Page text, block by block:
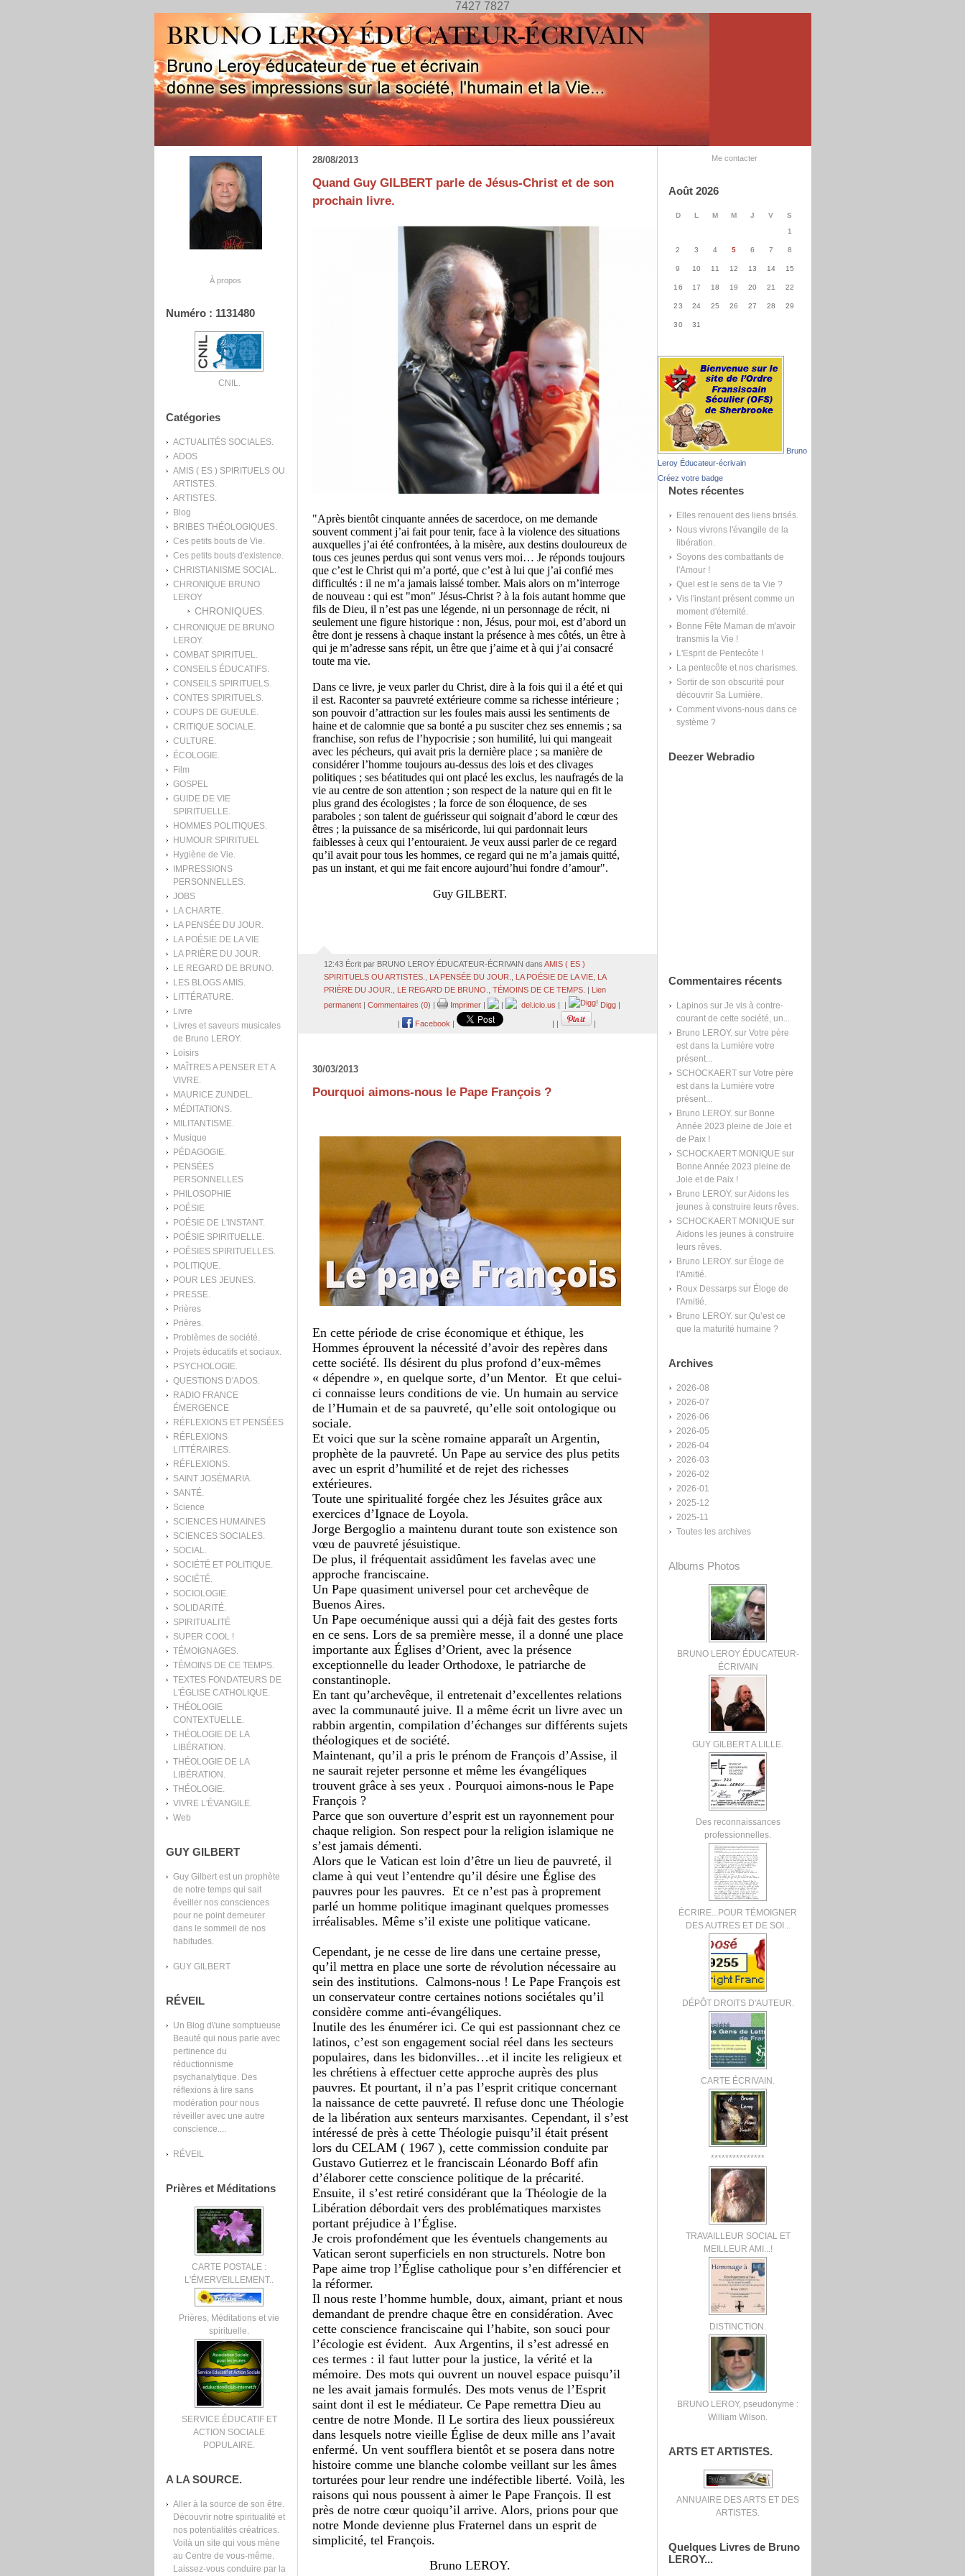
7427 7827
À propos
Numéro : 1131480
CNIL.
Catégories
ACTUALITÉS SOCIALES.
ADOS
AMIS ( ES ) SPIRITUELS OU
ARTISTES.
ARTISTES.
Blog
BRIBES THÉOLOGIQUES.
Ces petits bouts de Vie.
Ces petits bouts d'existence.
CHRISTIANISME SOCIAL.
CHRONIQUE BRUNO
LEROY
CHRONIQUES.
CHRONIQUE DE BRUNO
LEROY.
COMBAT SPIRITUEL.
CONSEILS ÉDUCATIFS.
CONSEILS SPIRITUELS.
CONTES SPIRITUELS.
COUPS DE GUEULE.
CRITIQUE SOCIALE.
CULTURE.
ÉCOLOGIE.
Film
GOSPEL
GUIDE DE VIE
SPIRITUELLE.
HOMMES POLITIQUES.
HUMOUR SPIRITUEL
Hygiène de Vie.
IMPRESSIONS
PERSONNELLES.
JOBS
LA CHARTE.
LA PENSÉE DU JOUR.
LA POÉSIE DE LA VIE
LA PRIÈRE DU JOUR.
LE REGARD DE BRUNO.
LES BLOGS AMIS.
LITTÉRATURE.
Livre
Livres et saveurs musicales
de Bruno LEROY.
Loisirs
MAÎTRES A PENSER ET A
VIVRE.
MAURICE ZUNDEL.
MÉDITATIONS.
MILITANTISME.
Musique
PÉDAGOGIE.
PENSÉES
PERSONNELLES
PHILOSOPHIE
POÉSIE
POÉSIE DE L'INSTANT.
POÉSIE SPIRITUELLE.
POÉSIES SPIRITUELLES.
POLITIQUE.
POUR LES JEUNES.
PRESSE.
Prières
Prières.
Problèmes de société.
Projets éducatifs et sociaux.
PSYCHOLOGIE.
QUESTIONS D'ADOS.
RADIO FRANCE
ÉMERGENCE
RÉFLEXIONS ET PENSÉES
RÉFLEXIONS
LITTÉRAIRES.
RÉFLEXIONS.
SAINT JOSÉMARIA.
SANTÉ.
Science
SCIENCES HUMAINES
SCIENCES SOCIALES.
SOCIAL.
SOCIÉTÉ ET POLITIQUE.
SOCIÉTÉ.
SOCIOLOGIE.
SOLIDARITÉ.
SPIRITUALITÉ
SUPER COOL !
TÉMOIGNAGES.
TÉMOINS DE CE TEMPS.
TEXTES FONDATEURS DE
L'ÉGLISE CATHOLIQUE.
THÉOLOGIE
CONTEXTUELLE.
THÉOLOGIE DE LA
LIBÉRATION.
THÉOLOGIE DE LA
LIBÉRATION.
THÉOLOGIE.
VIVRE L'ÉVANGILE.
Web
GUY GILBERT
Guy Gilbert est un prophète
de notre temps qui sait
éveiller nos consciences
pour ne point demeurer
dans le sommeil de nos
habitudes.
GUY GILBERT
RÉVEIL
Un Blog d\'une somptueuse
Beauté qui nous parle avec
pertinence du
réductionnisme
psychanalytique. Des
réflexions à lire sans
modération pour nous
réveiller avec une autre
conscience....
RÉVEIL
Prières et Méditations
CARTE POSTALE :
L'ÉMERVEILLEMENT..
Prières, Méditations et vie
spirituelle.
SERVICE ÉDUCATIF ET
ACTION SOCIALE
POPULAIRE.
A LA SOURCE.
Aller à la source de son être.
Découvrir notre spiritualité et
nos potentialités créatrices.
Voilà un site qui vous mène
au Centre de vous-même.
Laissez-vous conduire par la
Me contacter
Août 2026
D L M M J V
S
1
2 3 4 5 6 7 8
9 10 11 12 13 14 15
16 17 18 19 20 21 22
23 24 25 26 27 28 29
30 31
Bruno
Leroy Éducateur-écrivain
Créez votre badge
Notes récentes
Elles renouent des liens brisés.
Nous vivrons l'évangile de la
libération.
Soyons des combattants de
l'Amour !
Quel est le sens de ta Vie ?
Vis l'instant présent comme un
moment d'éternité.
Bonne Fête Maman de m'avoir
transmis la Vie !
L'Esprit de Pentecôte !
La pentecôte et nos charismes.
Sortir de son obscurité pour
découvrir Sa Lumière.
Comment vivons-nous dans ce
système ?
Deezer Webradio
Commentaires récents
Lapinossur Je vis à contre-
courant de cette société, un...
Bruno LEROY.sur Votre père
est dans la Lumière votre
présent...
SCHOCKAERTsur Votre père
est dans la Lumière votre
présent...
Bruno LEROY.sur Bonne
Année 2023 pleine de Joie et
de Paix !
SCHOCKAERT MONIQUEsur
Bonne Année 2023 pleine de
Joie et de Paix !
Bruno LEROY.surAidons les
jeunes à construire leurs rêves.
SCHOCKAERT MONIQUEsur
Aidons les jeunes à construire
leurs rêves.
Bruno LEROY.sur Éloge de
l'Amitié.
Roux Dessarpssur Éloge de
l'Amitié.
Bruno LEROY.sur Qu’est ce
que la maturité humaine ?
Archives
2026-08
2026-07
2026-06
2026-05
2026-04
2026-03
2026-02
2026-01
2025-12
2025-11
Toutes les archives
Albums Photos
BRUNO LEROY ÉDUCATEUR-
ÉCRIVAIN
GUY GILBERT A LILLE.
Des reconnaissances
professionnelles.
ÉCRIRE...POUR TÉMOIGNER
DES AUTRES ET DE SOI...
DÉPÔT DROITS D'AUTEUR.
CARTE ÉCRIVAIN.
***************
TRAVAILLEUR SOCIAL ET
MEILLEUR AMI...!
DISTINCTION.
BRUNO LEROY, pseudonyme :
William Wilson.
ARTS ET ARTISTES.
ANNUAIRE DES ARTS ET DES
ARTISTES.
Quelques Livres de Bruno
LEROY...
28/08/2013
Quand Guy GILBERT parle de Jésus-Christ et de son
prochain livre.
"Après bientôt cinquante années de sacerdoce, on me demande
souvent comment j’ai fait pour tenir, face à la violence des situations
auxquelles j’ai été confrontées, à la misère, aux destins douloureux de
tous ces jeunes perdus qui sont venus vers moi… Je réponds toujours
que c’est le Christ qui m’a porté, que c’est à lui que j’ai confié mes
difficultés : il ne m’a jamais laissé tomber. Mais alors on m’interroge
de nouveau : qui est "mon" Jésus-Christ ? à la fois autant homme que
fils de Dieu, il n’est pas une légende, ni un personnage de récit, ni
seulement une figure historique : non, Jésus, pour moi, est d’abord un
être dont je ressens à chaque instant la présence à mes côtés, un être à
qui je m’adresse sans répit, un être que j’aime et à qui j’ai consacré
toute ma vie.
Dans ce livre, je veux parler du Christ, dire à la fois qui il a été et qui
il est. Raconter sa pauvreté extérieure comme sa richesse intérieure ;
son pouvoir d’attraction sur les foules mais aussi les sentiments de
haine et de calomnie que sa bonté a pu susciter chez ses ennemis ; sa
franchise, son refus de l’hypocrisie ; son humilité, lui qui mangeait
avec les pécheurs, qui avait pris la dernière place ; sa manière de
considérer l’homme toujours au-dessus des lois et des clivages
politiques ; ses béatitudes qui ont placé les exclus, les naufragés de la
vie au centre de son attention ; son respect de la nature qui en fit le
plus grand des écologistes ; la force de son éloquence, de ses
paraboles ; son talent de guérisseur qui soignait d’abord le cœur des
êtres ; la puissance de sa miséricorde, lui qui pardonnait leurs
faiblesses à ceux qui l’entouraient. Je veux aussi parler de ce regard
qu’il avait pour tous les hommes, ce regard qui ne m’a jamais quitté,
pas un instant, et qui me fait encore aujourd’hui fondre d’amour".
Guy GILBERT.
12:43 Écrit par BRUNO LEROY ÉDUCATEUR-ÉCRIVAIN dans AMIS ( ES )
SPIRITUELS OU ARTISTES.
LA PENSÉE DU JOUR. LA POÉSIE DE LA VIE,
LA
PRIÈRE DU JOUR.
LE REGARD DE BRUNO. TÉMOINS DE CE TEMPS.
Lien
permanent| Commentaires (0) Imprimer| | del.icio.us Digg|
Facebook |
30/03/2013
Pourquoi aimons-nous le Pape François ?
En cette période de crise économique et éthique, les
Hommes éprouvent la nécessité d’avoir des repères dans
cette société. Ils désirent du plus profond d’eux-mêmes
« dépendre », en quelque sorte, d’un Mentor. Et que celui-
ci connaisse leurs conditions de vie. Un humain au service
de l’Humain et de sa pauvreté, qu’elle soit ontologique ou
sociale.
Et voici que sur la scène romaine apparaît un Argentin,
prophète de la pauvreté. Un Pape au service des plus petits
avec un esprit d’humilité et de rejet des richesses
extérieures.
Toute une spiritualité forgée chez les Jésuites grâce aux
exercices d’Ignace de Loyola.
Jorge Bergoglio a maintenu durant toute son existence son
vœu de pauvreté jésuistique.
De plus, il fréquentait assidûment les favelas avec une
approche franciscaine.
Un Pape quasiment universel pour cet archevêque de
Buenos Aires.
Un Pape oecuménique aussi qui a déjà fait des gestes forts
en ce sens. Lors de sa première messe, il a donné une place
importante aux Églises d’Orient, avec la présence
exceptionnelle du leader Orthodoxe, le patriarche de
constantinople.
En tant qu’archevêque, il entretenait d’excellentes relations
avec la communauté juive. Il a même écrit un livre avec un
rabbin argentin, compilation d’échanges sur différents sujets
théologiques et de société.
Maintenant, qu’il a pris le prénom de François d’Assise, il
ne saurait rejeter personne et même les évangéliques
trouvent grâce à ses yeux . Pourquoi aimons-nous le Pape
François ?
Parce que son ouverture d’esprit est un rayonnement pour
chaque religion. Son respect pour la religion islamique ne
s’est jamais démenti.
Alors que le Vatican est loin d’être un lieu de pauvreté, il
clame à qui veut l’entendre qu’il désire une Église des
pauvres pour les pauvres. Et ce n’est pas à proprement
parlé un homme politique imaginant quelques promesses
irréalisables. Même s’il existe une politique vaticane.
Cependant, je ne cesse de lire dans une certaine presse,
qu’il mettra en place une sorte de révolution nécessaire au
sein des institutions. Calmons-nous ! Le Pape François est
un conservateur contre certaines notions sociétales qu’il
considère comme anti-évangéliques.
Inutile des les énumérer ici. Ce qui est passionnant chez ce
latinos, c’est son engagement social réel dans les secteurs
populaires, dans les bidonvilles…et il incite les religieux et
les chrétiens à effectuer cette approche auprès des plus
pauvres. Et pourtant, il n’a pas l’esprit critique concernant
la naissance de cette pauvreté. Il refuse donc une Théologie
de la libération aux senteurs marxisantes. Cependant, il s’est
intéressé de près à cette Théologie puisqu’il était présent
lors du CELAM ( 1967 ), cette commission conduite par
Gustavo Gutierrez et le franciscain Léonardo Boff afin
d’élaborer cette conscience politique de la précarité.
Ensuite, il s’est retiré considérant que la Théologie de la
Libération débordait vers des problématiques marxistes
portant préjudice à l’Église.
Je crois profondément que les éventuels changements au
Vatican seront superficiels en non structurels. Notre bon
Pape aime trop l’Église catholique pour s’en différencier et
la réformer.
Il nous reste l’homme humble, doux, aimant, priant et nous
demandant de prendre chaque être en considération. Avec
cette conscience franciscaine qui l’habite, son souci pour
l’écologie est évident. Aux Argentins, il s’est adressé en
ces termes : il faut lutter pour la justice, la vérité et la
mémoire. Des mots qui ouvrent un nouvel espace puisqu’il
ne les avait jamais formulés. Des mots venus de l’Esprit
saint dont il est le médiateur. Ce Pape remettra Dieu au
centre de notre Monde. Il Le sortira des lieux poussiéreux
dans lesquels notre vieille Église de deux mille ans l’avait
enfermé. Un vent soufflera bientôt et se posera dans notre
histoire comme une blanche colombe veillant sur les âmes
torturées pour leur rendre une indéfectible liberté. Voilà, les
raisons qui nous poussent à aimer le Pape François. Il est
près de notre cœur quoiqu’il arrive. Alors, prions pour que
notre Monde devienne plus Fraternel dans un esprit de
simplicité, tel François.
Bruno LEROY.